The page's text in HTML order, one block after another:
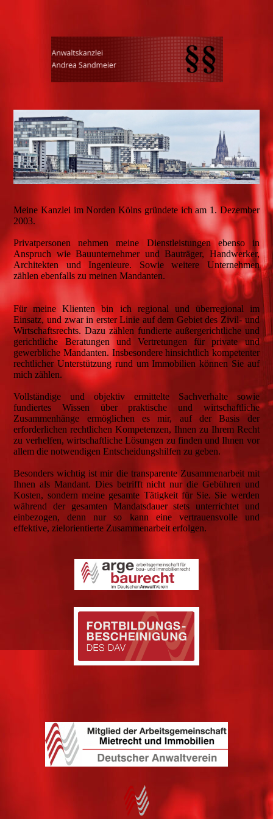
Meine Kanzlei im Norden Kölns gründete ich am 1. Dezember
2003.
Privatpersonen nehmen meine Dienstleistungen ebenso in
Anspruch wie Bauunternehmer und Bauträger, Handwerker,
Architekten und Ingenieure. Sowie weitere Unternehmen
zählen ebenfalls zu meinen Mandanten.
Für meine Klienten bin ich regional und überregional im
Einsatz, und zwar in erster Linie auf dem Gebiet des Zivil- und
Wirtschaftsrechts. Dazu zählen fundierte außergerichtliche und
gerichtliche Beratungen und Vertretungen für private und
gewerbliche Mandanten. Insbesondere hinsichtlich kompetenter
rechtlicher Unterstützung rund um Immobilien können Sie auf
mich zählen.
Vollständige und objektiv ermittelte Sachverhalte sowie
fundiertes Wissen über praktische und wirtschaftliche
Zusammenhänge ermöglichen es mir, auf der Basis der
erforderlichen rechtlichen Kompetenzen, Ihnen zu Ihrem Recht
zu verhelfen, wirtschaftliche Lösungen zu finden und Ihnen vor
allem die notwendigen Entscheidungshilfen zu geben.
Besonders wichtig ist mir die transparente Zusammenarbeit mit
Ihnen als Mandant. Dies betrifft nicht nur die Gebühren und
Kosten, sondern meine gesamte Tätigkeit für Sie. Sie werden
während der gesamten Mandatsdauer stets unterrichtet und
einbezogen, denn nur so kann eine vertrauensvolle und
effektive, zielorientierte Zusammenarbeit erfolgen.